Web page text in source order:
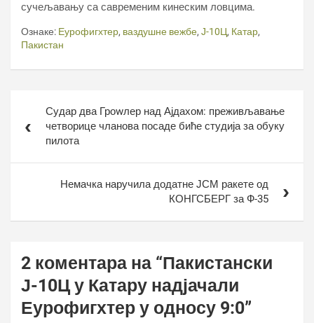
сучељавању са савременим кинеским ловцима.
Ознаке: Еурофигхтер, ваздушне вежбе, Ј-10Ц, Катар,
Пакистан
чланкаСудар два Гроwлер над Ајдахом: преживљавање
четворице чланова посаде биће студија за обуку
пилота
Немачка наручила додатне ЈСМ ракете од
КОНГСБЕРГ за Ф-35
2 коментара на “Пакистански
Ј-10Ц у Катару надјачали
Еурофигхтер у односу 9:0”